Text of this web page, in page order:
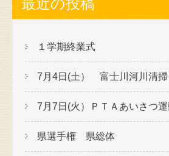
最近の投稿
１学期終業式
7月4日(土） 富士川河川清掃
7月7日(火）ＰＴＡあいさつ運
県選手権 県総体